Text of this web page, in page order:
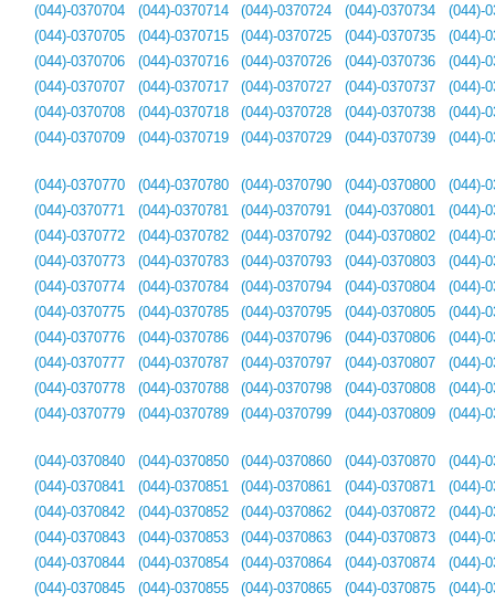
(044)-0370704
(044)-0370705
(044)-0370706
(044)-0370707
(044)-0370708
(044)-0370709
(044)-0370714
(044)-0370715
(044)-0370716
(044)-0370717
(044)-0370718
(044)-0370719
(044)-0370724
(044)-0370725
(044)-0370726
(044)-0370727
(044)-0370728
(044)-0370729
(044)-0370734
(044)-0370735
(044)-0370736
(044)-0370737
(044)-0370738
(044)-0370739
(044)-
(044)-
(044)-
(044)-
(044)-
(044)-
(044)-0370770
(044)-0370771
(044)-0370772
(044)-0370773
(044)-0370774
(044)-0370775
(044)-0370776
(044)-0370777
(044)-0370778
(044)-0370779
(044)-0370780
(044)-0370781
(044)-0370782
(044)-0370783
(044)-0370784
(044)-0370785
(044)-0370786
(044)-0370787
(044)-0370788
(044)-0370789
(044)-0370790
(044)-0370791
(044)-0370792
(044)-0370793
(044)-0370794
(044)-0370795
(044)-0370796
(044)-0370797
(044)-0370798
(044)-0370799
(044)-0370800
(044)-0370801
(044)-0370802
(044)-0370803
(044)-0370804
(044)-0370805
(044)-0370806
(044)-0370807
(044)-0370808
(044)-0370809
(044)-
(044)-
(044)-
(044)-
(044)-
(044)-
(044)-
(044)-
(044)-
(044)-
(044)-0370840
(044)-0370841
(044)-0370842
(044)-0370843
(044)-0370844
(044)-0370845
(044)-0370850
(044)-0370851
(044)-0370852
(044)-0370853
(044)-0370854
(044)-0370855
(044)-0370860
(044)-0370861
(044)-0370862
(044)-0370863
(044)-0370864
(044)-0370865
(044)-0370870
(044)-0370871
(044)-0370872
(044)-0370873
(044)-0370874
(044)-0370875
(044)-
(044)-
(044)-
(044)-
(044)-
(044)-